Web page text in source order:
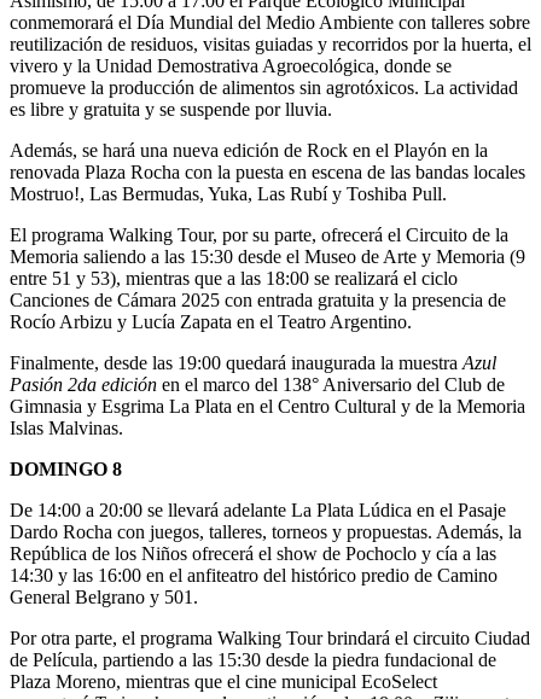
conmemorará el Día Mundial del Medio Ambiente con talleres sobre
reutilización de residuos, visitas guiadas y recorridos por la huerta, el
vivero y la Unidad Demostrativa Agroecológica, donde se
promueve la producción de alimentos sin agrotóxicos. La actividad
es libre y gratuita y se suspende por lluvia.
Además, se hará una nueva edición de Rock en el Playón en la
renovada Plaza Rocha con la puesta en escena de las bandas locales
Mostruo!, Las Bermudas, Yuka, Las Rubí y Toshiba Pull.
El programa Walking Tour, por su parte, ofrecerá el Circuito de la
Memoria saliendo a las 15:30 desde el Museo de Arte y Memoria (9
entre 51 y 53), mientras que a las 18:00 se realizará el ciclo
Canciones de Cámara 2025 con entrada gratuita y la presencia de
Rocío Arbizu y Lucía Zapata en el Teatro Argentino.
Finalmente, desde las 19:00 quedará inaugurada la muestra Azul
Pasión 2da edición en el marco del 138° Aniversario del Club de
Gimnasia y Esgrima La Plata en el Centro Cultural y de la Memoria
Islas Malvinas.
DOMINGO 8
De 14:00 a 20:00 se llevará adelante La Plata Lúdica en el Pasaje
Dardo Rocha con juegos, talleres, torneos y propuestas. Además, la
República de los Niños ofrecerá el show de Pochoclo y cía a las
14:30 y las 16:00 en el anfiteatro del histórico predio de Camino
General Belgrano y 501.
Por otra parte, el programa Walking Tour brindará el circuito Ciudad
de Película, partiendo a las 15:30 desde la piedra fundacional de
Plaza Moreno, mientras que el cine municipal EcoSelect